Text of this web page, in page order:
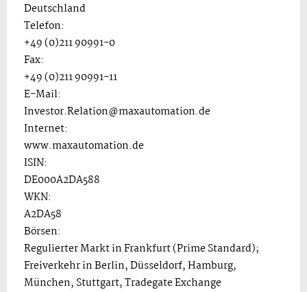
Deutschland
Telefon:
+49 (0)211 90991-0
Fax:
+49 (0)211 90991-11
E-Mail:
Investor.Relation@maxautomation.de
Internet:
www.maxautomation.de
ISIN:
DE000A2DA588
WKN:
A2DA58
Börsen:
Regulierter Markt in Frankfurt (Prime Standard);
Freiverkehr in Berlin, Düsseldorf, Hamburg,
München, Stuttgart, Tradegate Exchange